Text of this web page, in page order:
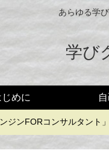
あらゆる学
学び
じめに
ジンFORコンサルタント